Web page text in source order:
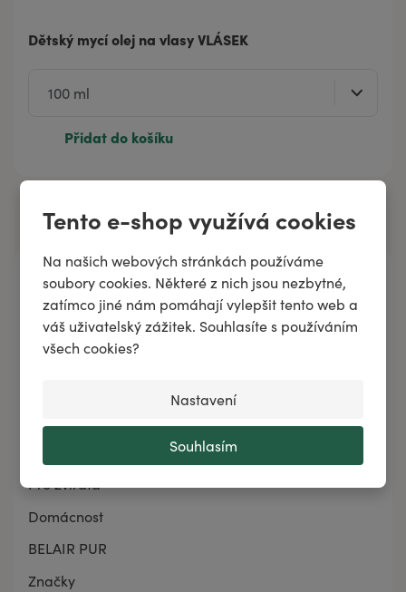
Tento e-shop využívá cookies
Na našich webových stránkách používáme
soubory cookies. Některé z nich jsou nezbytné,
zatímco jiné nám pomáhají vylepšit tento web a
váš uživatelský zážitek. Souhlasíte s používáním
všech cookies?
Nastavení
Souhlasím
Dětský mycí olej na vlasy VLÁSEK
Přidat do košíku
Kategorie
Aromaterapie
Dermokosmetika
Pro zvířata
Domácnost
BELAIR PUR
Značky